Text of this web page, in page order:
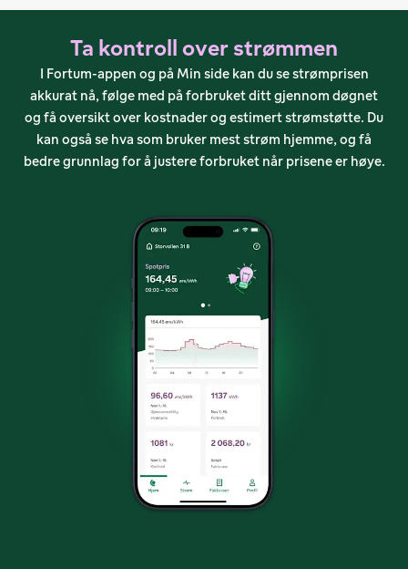
Ta kontroll over strømmen
I Fortum-appen og på Min side kan du se strømprisen
akkurat nå, følge med på forbruket ditt gjennom døgnet
og få oversikt over kostnader og estimert strømstøtte. Du
kan også se hva som bruker mest strøm hjemme, og få
bedre grunnlag for å justere forbruket når prisene er høye.